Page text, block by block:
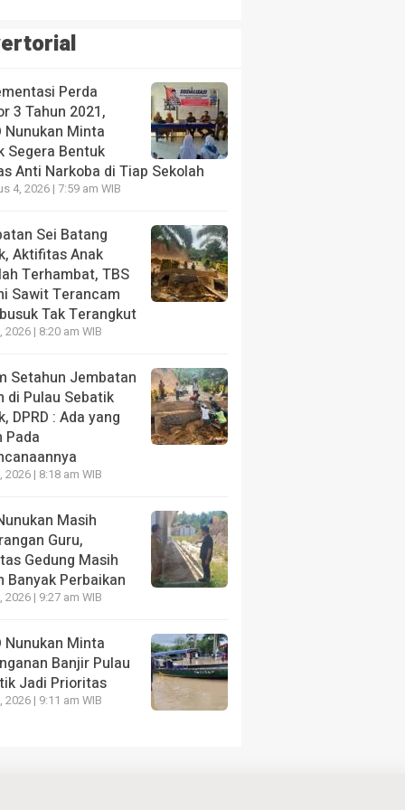
Perda
3 Tahun 2021,
Nunukan Minta
Segera Bentuk
Anti Narkoba di Tiap Sekolah
4, 2026 | 7:59 am WIB
Sei Batang
Aktifitas Anak
Terhambat, TBS
Sawit Terancam
Tak Terangkut
2026 | 8:20 am WIB
Setahun Jembatan
di Pulau Sebatik
DPRD : Ada yang
Pada
2026 | 8:18 am WIB
Masih
Guru,
Gedung Masih
Banyak Perbaikan
2026 | 9:27 am WIB
Nunukan Minta
Banjir Pulau
Jadi Prioritas
2026 | 9:11 am WIB